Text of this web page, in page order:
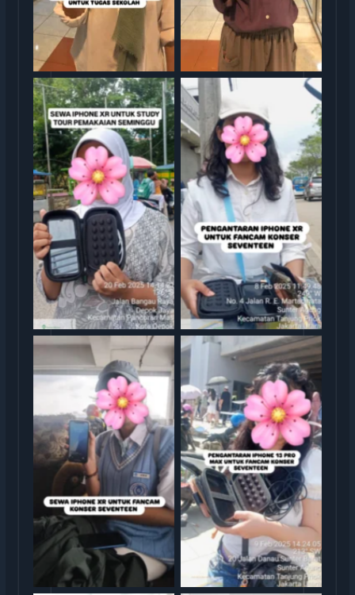
Sewa iphone jakarta Sewa iphone jakarta
rental iphone jakarta rental iphone jakarta